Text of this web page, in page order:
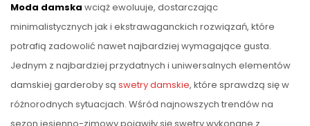
Moda damska wciąż ewoluuje, dostarczając
minimalistycznych jak i ekstrawaganckich rozwiązań, które
potrafią zadowolić nawet najbardziej wymagające gusta.
Jednym z najbardziej przydatnych i uniwersalnych elementów
damskiej garderoby są swetry damskie, które sprawdzą się w
różnorodnych sytuacjach. Wśród najnowszych trendów na